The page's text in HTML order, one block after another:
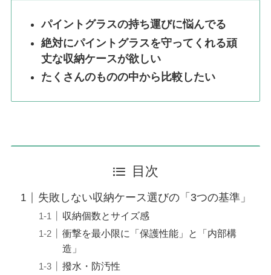
パイントグラスの持ち運びに悩んでる
絶対にパイントグラスを守ってくれる頑
丈な収納ケースが欲しい
たくさんのものの中から比較したい
目次
失敗しない収納ケース選びの「3つの基準」
収納個数とサイズ感
衝撃を最小限に「保護性能」と「内部構
造」
撥水・防汚性